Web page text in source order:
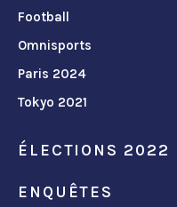
Football
Omnisports
Paris 2024
Tokyo 2021
ÉLECTIONS 2022
ENQUÊTES